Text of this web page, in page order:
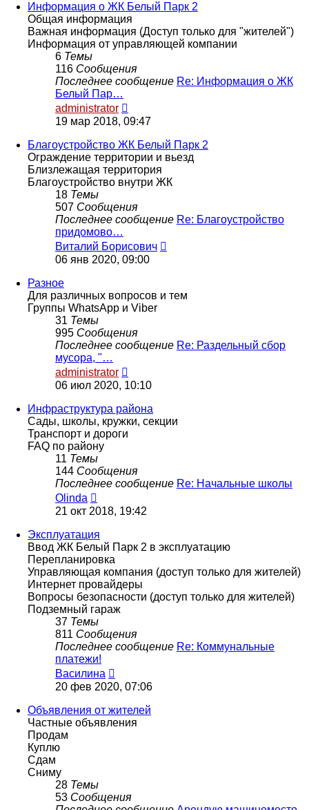
Информация о ЖК Белый Парк 2
Общая информация
Важная информация (Доступ только для "жителей")
Информация от управляющей компании
6 Темы
116 Сообщения
Последнее сообщение Re: Информация о ЖК
Белый Пар…
administrator
к
сообщению
19 мар 2018, 09:47
Благоустройство ЖК Белый Парк 2
Ограждение территории и вьезд
Близлежащая территория
Благоустройство внутри ЖК
18 Темы
507 Сообщения
Последнее сообщение Re: Благоустройство
придомово…
Виталий Борисович
06 янв 2020, 09:00
Разное
Для различных вопросов и тем
Группы WhatsApp и Viber
31 Темы
995 Сообщения
Последнее сообщение Re: Раздельный сбор
мусора, "…
administrator
к
сообщению
06 июл 2020, 10:10
Инфраструктура района
Сады, школы, кружки, секции
Транспорт и дороги
FAQ по району
11 Темы
144 Сообщения
Последнее сообщение Re: Начальные школы
Olinda
к
последнему
сообщению
21 окт 2018, 19:42
Эксплуатация
Ввод ЖК Белый Парк 2 в эксплуатацию
Перепланировка
Управляющая компания (доступ только для жителей)
Интернет провайдеры
Вопросы безопасности (доступ только для жителей)
Подземный гараж
37 Темы
811 Сообщения
Последнее сообщение Re: Коммунальные
платежи!
Василина
к
последнему
сообщению
20 фев 2020, 07:06
Объявления от жителей
Частные объявления
Продам
Куплю
Сдам
Сниму
28 Темы
53 Сообщения